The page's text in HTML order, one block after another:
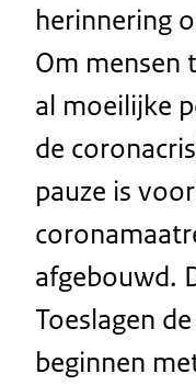
herinnering
Om mensen
al moeilijke
de
pauze is
afgebouwd.
Toeslagen
beginnen